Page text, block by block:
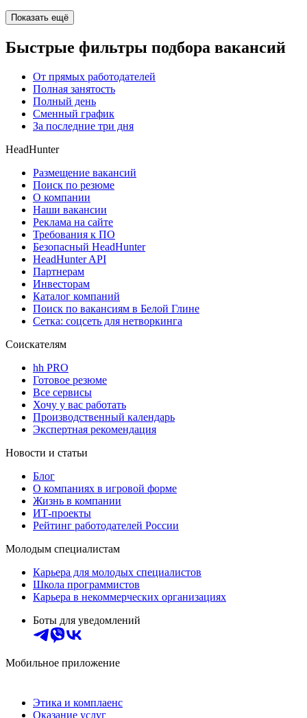
Показать ещё
Быстрые фильтры подбора вакансий
От прямых работодателей
Полная занятость
Полный день
Сменный график
За последние три дня
HeadHunter
Размещение вакансий
Поиск по резюме
О компании
Наши вакансии
Реклама на сайте
Требования к ПО
Безопасный HeadHunter
HeadHunter API
Партнерам
Инвесторам
Каталог компаний
Поиск по вакансиям в Белой Глине
Сетка: соцсеть для нетворкинга
Соискателям
hh PRO
Готовое резюме
Все сервисы
Хочу у вас работать
Производственный календарь
Экспертная рекомендация
Новости и статьи
Блог
О компаниях в игровой форме
Жизнь в компании
ИТ-проекты
Рейтинг работодателей России
Молодым специалистам
Карьера для молодых специалистов
Школа программистов
Карьера в некоммерческих организациях
Боты для уведомлений
Мобильное приложение
Этика и комплаенс
Оказание услуг